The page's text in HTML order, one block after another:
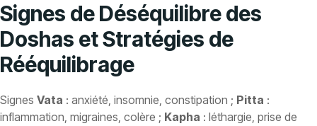
Signes de Déséquilibre des
Doshas et Stratégies de
Rééquilibrage
Signes Vata : anxiété, insomnie, constipation ; Pitta :
inflammation, migraines, colère ; Kapha : léthargie, prise de